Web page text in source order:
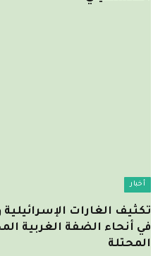
أخبار
تكثيف الغارات
في أنحاء الضفة الغربية
المحتلة